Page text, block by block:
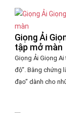
Giọng Ải
tập mở màn
Giọng Ải Giọng
độ”. Bằng chứng
đạo” dành cho